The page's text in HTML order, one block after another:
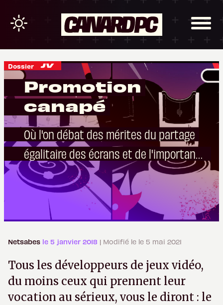
Dossier
Promotion
canapé
Où l'on débat des mérites du partage
égalitaire des écrans et de l'importance
points de vue, et où ceux-ci divergent.
Netsabes le 5 janvier 2018 | Modifié le le 5 mai 2021
Tous les développeurs de jeux vidéo,
du moins ceux qui prennent leur
vocation au sérieux, vous le diront : le